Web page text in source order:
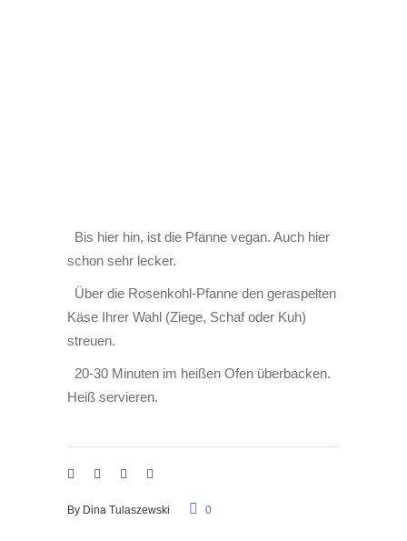
Bis hier hin, ist die Pfanne vegan. Auch hier
schon sehr lecker.
Über die Rosenkohl-Pfanne den geraspelten
Käse Ihrer Wahl (Ziege, Schaf oder Kuh)
streuen.
20-30 Minuten im heißen Ofen überbacken.
Heiß servieren.
By Dina Tulaszewski 0